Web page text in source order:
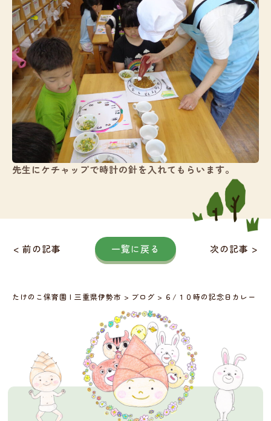
先生にケチャップで時計の針を入れてもらいます。
< 前の記事 一覧に戻る 次の記事 >
たけのこ保育園 | 三重県伊勢市 > ブログ > ６/１０時の記念日カレー